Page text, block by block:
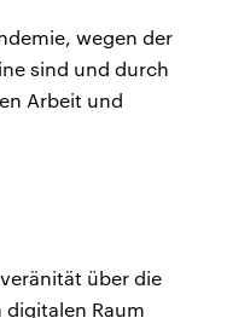
wegen der
sind und durch
Arbeit und
über die
Raum